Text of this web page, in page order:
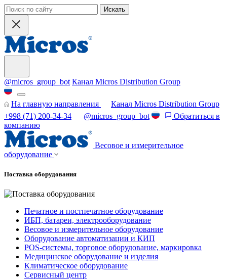
Искать
@micros_group_bot Канал Micros Distribution Group
На главную направления
Канал Micros Distribution Group
+998 (71) 200-34-34
@micros_group_bot
Обратиться в
компанию
Весовое и измерительное
оборудование
Поставка оборудования
Печатное и постпечатное оборудование
ИБП, батареи, электрооборудование
Весовое и измерительное оборудование
Оборудование автоматизации и КИП
POS-системы, торговое оборудование, маркировка
Медицинское оборудование и изделия
Климатическое оборудование
Сервисный центр